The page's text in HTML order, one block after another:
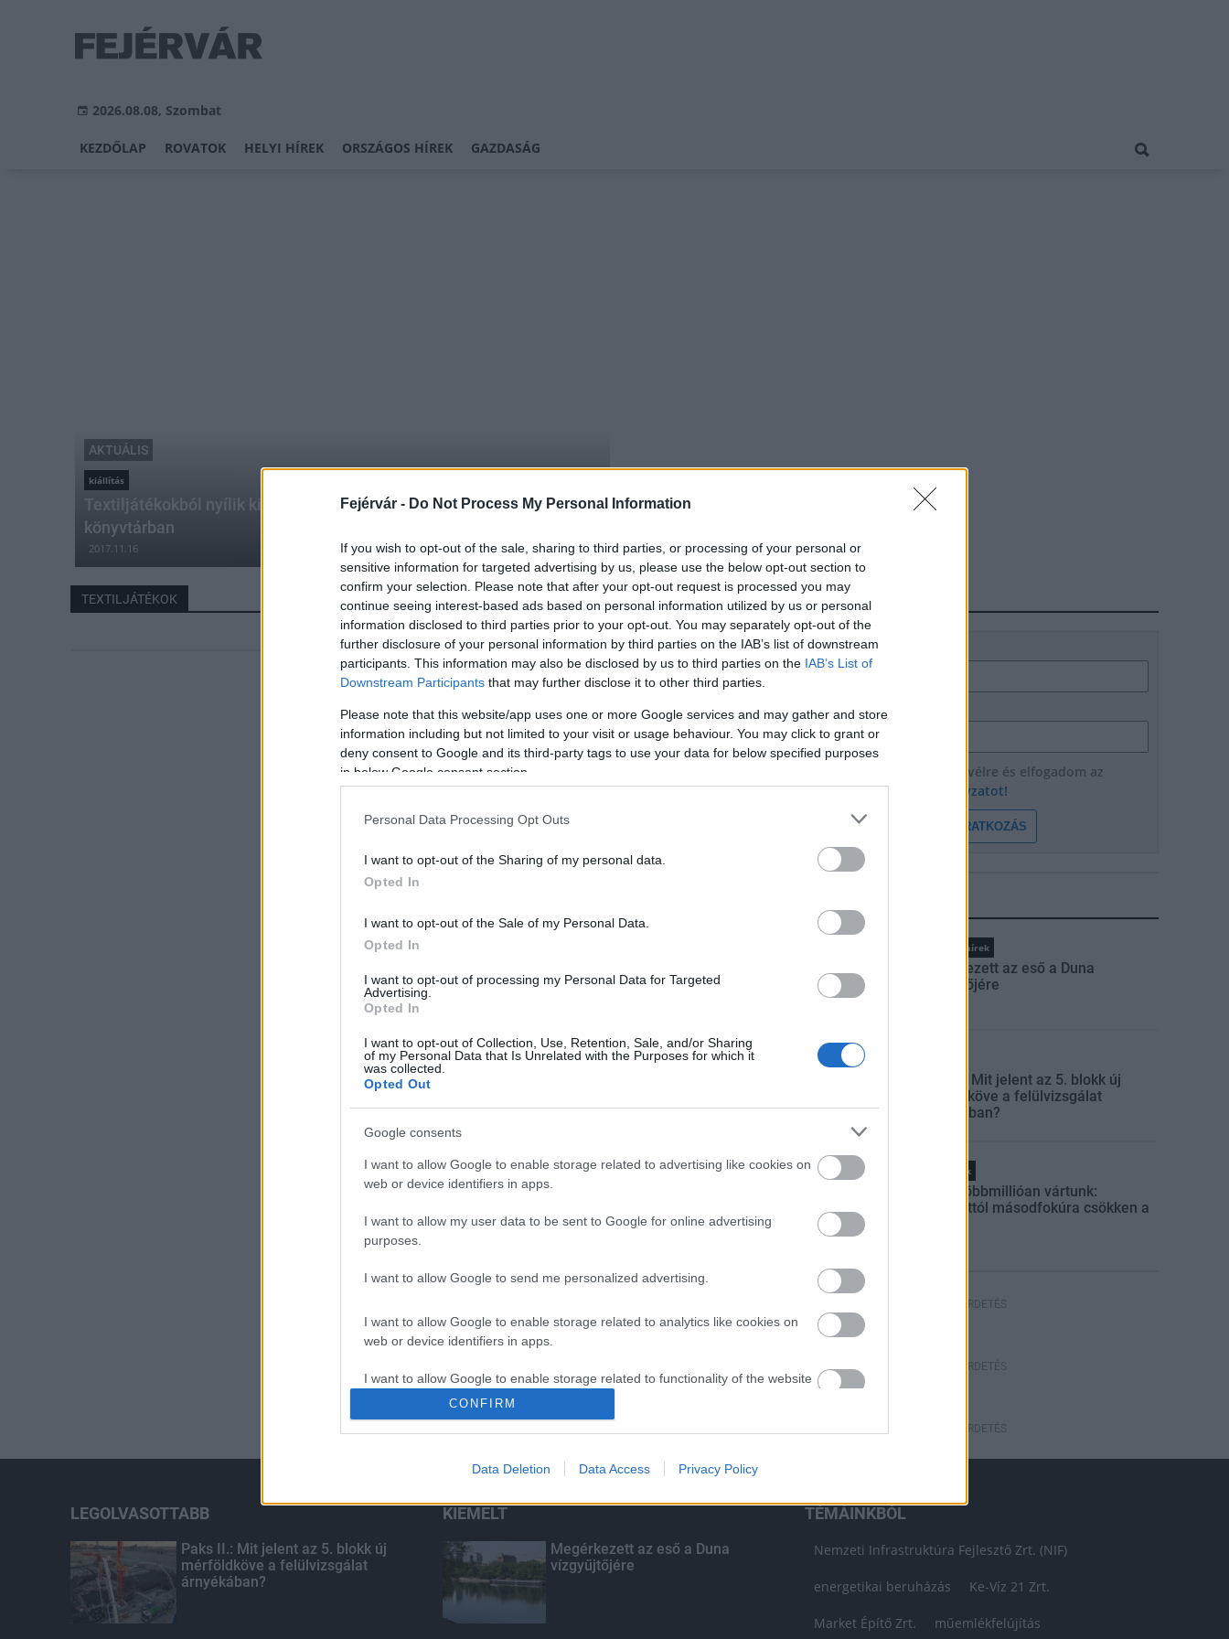
Fejérvár - Do Not Process My Personal Information
If you wish to opt-out of the sale, sharing to third parties, or processing of your personal or
sensitive information for targeted advertising by us, please use the below opt-out section to
confirm your selection. Please note that after your opt-out request is processed you may
continue seeing interest-based ads based on personal information utilized by us or personal
information disclosed to third parties prior to your opt-out. You may separately opt-out of the
further disclosure of your personal information by third parties on the IAB’s list of downstream
participants. This information may also be disclosed by us to third parties on the IAB’s List of
Downstream Participants that may further disclose it to other third parties.
Please note that this website/app uses one or more Google services and may gather and store
information including but not limited to your visit or usage behaviour. You may click to grant or
deny consent to Google and its third-party tags to use your data for below specified purposes
in below Google consent section.
Personal Data Processing Opt Outs
I want to opt-out of the Sharing of my personal data.
Opted In
I want to opt-out of the Sale of my Personal Data.
Opted In
I want to opt-out of processing my Personal Data for Targeted
Advertising.
Opted In
I want to opt-out of Collection, Use, Retention, Sale, and/or Sharing
of my Personal Data that Is Unrelated with the Purposes for which it
was collected.
Opted Out
Google consents
I want to allow Google to enable storage related to advertising like cookies on
web or device identifiers in apps.
I want to allow my user data to be sent to Google for online advertising
purposes.
I want to allow Google to send me personalized advertising.
I want to allow Google to enable storage related to analytics like cookies on
web or device identifiers in apps.
I want to allow Google to enable storage related to functionality of the website
I want to allow Google to enable storage related to personalization.
I want to allow Google to enable storage related to security, including
CONFIRM
Data Deletion Data Access Privacy Policy
2026.08.08, Szombat
KEZDŐLAP ROVATOK HELYI HÍREK ORSZÁGOS HÍREK GAZDASÁG
AKTUÁLIS
kiállítás
Textiljátékokból nyílik kiállítás szombaton a székesfehérvári
könyvtárban
2017.11.16
TEXTILJÁTÉKOK HÍRLEVÉL
Név
E-mail cím
Feliratkozom a hírlevélre és elfogadom az
adatvédelmi szabályzatot!
FELIRATKOZÁS
Országos hírek
Megérkezett az eső a Duna
vízgyűjtőjére
Paks II.: Mit jelent az 5. blokk új
mérföldköve a felülvizsgálat
árnyékában?
Helyi hírek
Amire többmillióan vártunk:
szombattól másodfokúra csökken a
HIRDETÉS
HIRDETÉS
HIRDETÉS
LEGOLVASOTTABB
Paks II.: Mit jelent az 5. blokk új
mérföldköve a felülvizsgálat
árnyékában?
KIEMELT
Megérkezett az eső a Duna
vízgyűjtőjére
TÉMÁINKBÓL
Nemzeti Infrastruktúra Fejlesztő Zrt. (NIF)
energetikai beruházás Ke-Víz 21 Zrt.
Market Építő Zrt. műemlékfelújítás